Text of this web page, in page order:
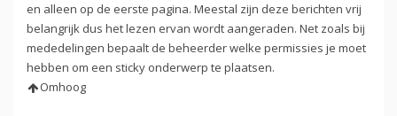
en alleen op de eerste pagina. Meestal zijn deze berichten vrij
belangrijk dus het lezen ervan wordt aangeraden. Net zoals bij
mededelingen bepaalt de beheerder welke permissies je moet
hebben om een sticky onderwerp te plaatsen.
Omhoog